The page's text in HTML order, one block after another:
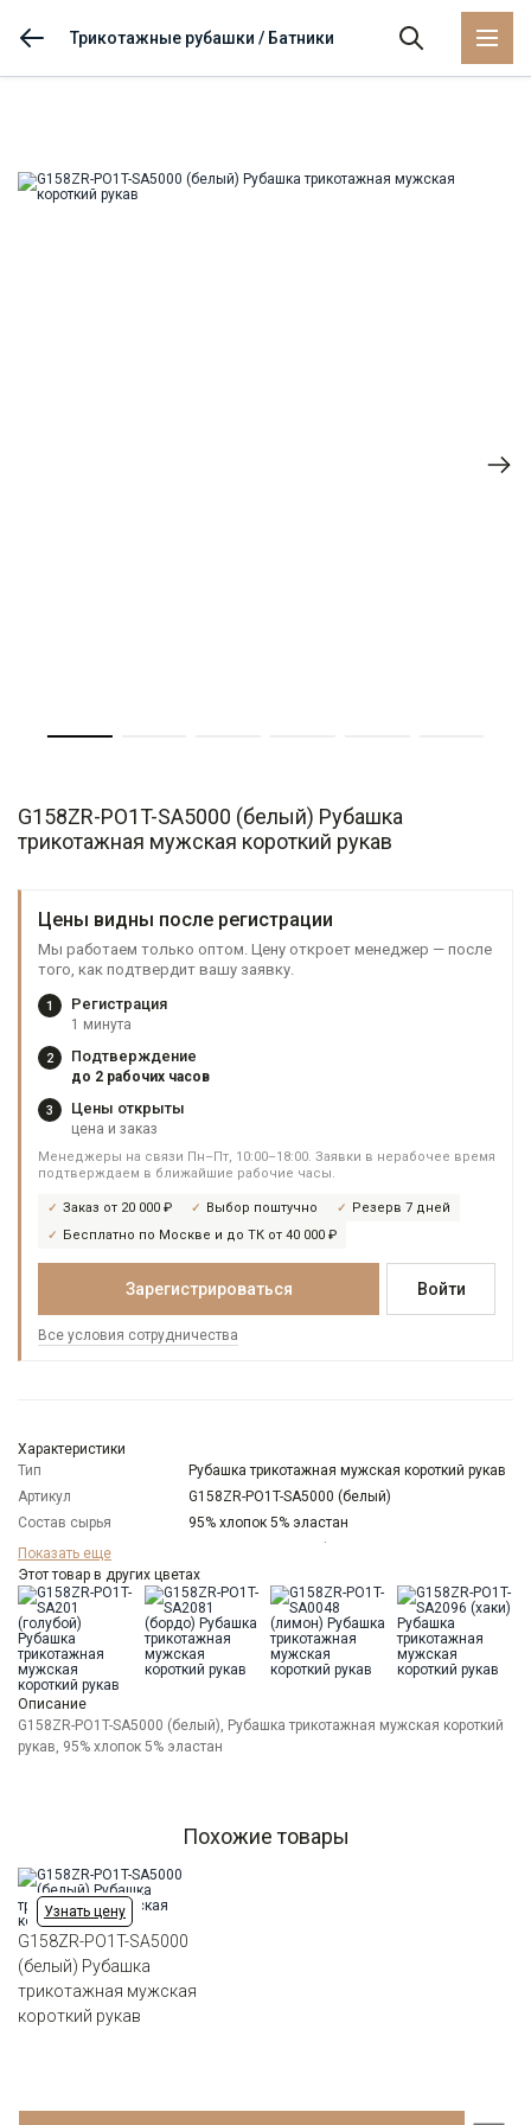
Трикотажные рубашки / Батники
G158ZR-PO1T-SA5000 (белый) Рубашка
трикотажная мужская короткий рукав
Цены видны после регистрации
Мы работаем только оптом. Цену откроет менеджер — после
того, как подтвердит вашу заявку.
1 Регистрация
1 минута
2 Подтверждение
до 2 рабочих часов
3 Цены открыты
цена и заказ
Менеджеры на связи Пн–Пт, 10:00–18:00. Заявки в нерабочее время
подтверждаем в ближайшие рабочие часы.
Заказ от 20 000 ₽ Выбор поштучно
Резерв 7 дней
Бесплатно по Москве и до ТК от 40 000 ₽
Зарегистрироваться Войти
Все условия сотрудничества
Характеристики
Тип
Рубашка трикотажная мужская короткий рукав
Артикул
G158ZR-PO1T-SA5000 (белый)
Состав сырья
95% хлопок 5% эластан
Модель
Цвет
Белый
Ворот
Из основной ткани на стойке
Карман
отсутствует
Показать еще
Этот товар в других цветах
Описание
G158ZR-PO1T-SA5000 (белый), Рубашка трикотажная мужская короткий
рукав, 95% хлопок 5% эластан
Похожие товары
Узнать цену
G158ZR-PO1T-SA5000
(белый) Рубашка
трикотажная мужская
короткий рукав